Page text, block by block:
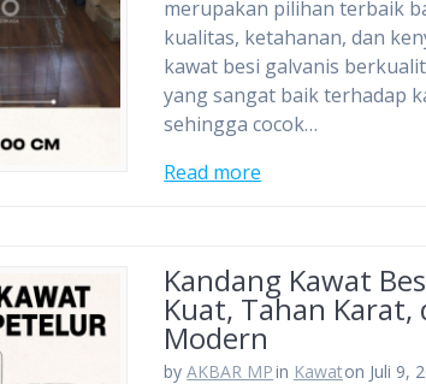
merupakan pilihan terbaik
kualitas, ketahanan, dan
kawat besi galvanis
yang sangat baik terhadap
sehingga cocok…
Read more
Kandang Kawat
Kuat, Tahan
Modern
byAKBAR MPin Kawaton Juli 9,